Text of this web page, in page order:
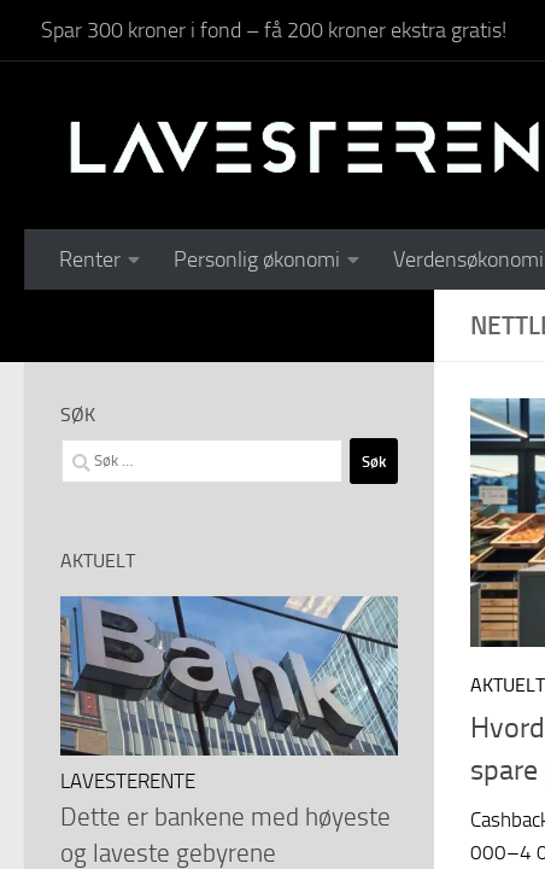
Skip to content
Spar 300 kroner i fond – få 200 kroner ekstra gratis!
Renter Personlig økonomi Verdensøkonomi
AKTUELT
000–4
SØK
Søk
etter:
AKTUELT
LAVESTERENTE
Dette er bankene med høyeste
og laveste gebyrene